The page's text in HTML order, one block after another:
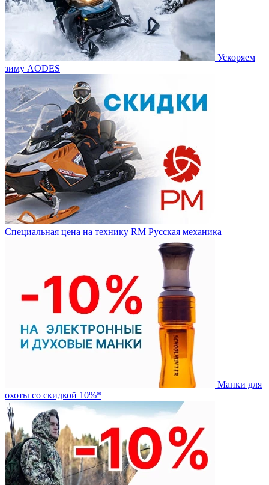
Ускоряем
зиму AODES
Специальная цена на технику RM Русская механика
Манки для
охоты со скидкой 10%*